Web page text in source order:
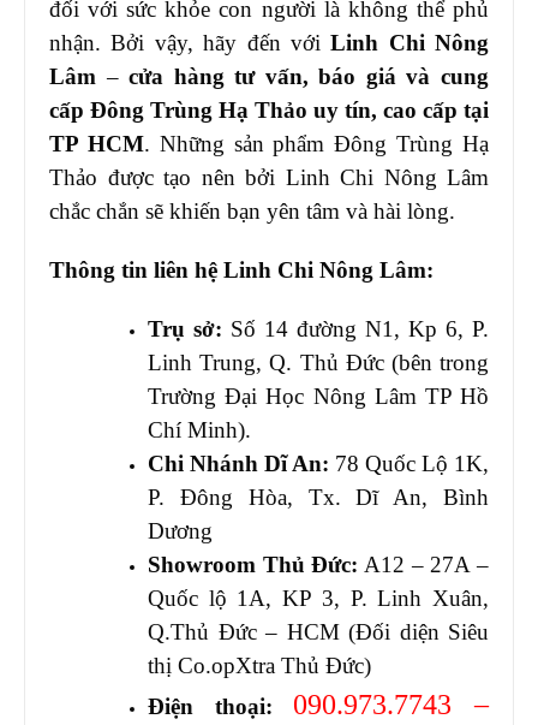
đối với sức khỏe con người là không thể phủ
nhận. Bởi vậy, hãy đến vớiLinh Chi Nông
Lâm –cửa hàng tư vấn, báo giá và cung
cấp Đông Trùng Hạ Thảo uy tín, cao cấp tại
TP HCM. Những sản phẩm Đông Trùng Hạ
Thảo được tạo nên bởi Linh Chi Nông Lâm
chắc chắn sẽ khiến bạn yên tâm và hài lòng.
Thông tin liên hệ Linh Chi Nông Lâm:
Trụ sở: Số 14 đường N1, Kp 6, P.
Linh Trung, Q. Thủ Đức (bên trong
Trường Đại Học Nông Lâm TP Hồ
Chí Minh).
Chi Nhánh Dĩ An: 78 Quốc Lộ 1K,
P. Đông Hòa, Tx. Dĩ An, Bình
Dương
Showroom Thủ Đức: A12 – 27A –
Quốc lộ 1A, KP 3, P. Linh Xuân,
Q.Thủ Đức – HCM (Đối diện Siêu
thị Co.opXtra Thủ Đức)
Điện thoại:
090.973.7743 –